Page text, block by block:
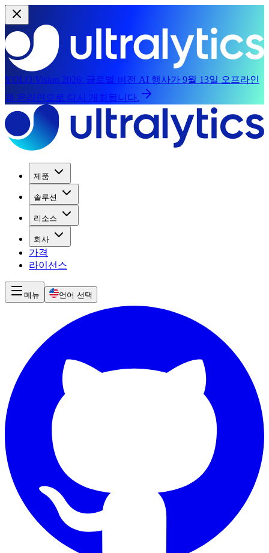
YOLO Vision 2026: 글로벌 비전 AI 행사가 9월 13일 오프라인
과 온라인으로 다시 개최됩니다.
제품
솔루션
리소스
회사
가격
라이선스
메뉴 언어 선택